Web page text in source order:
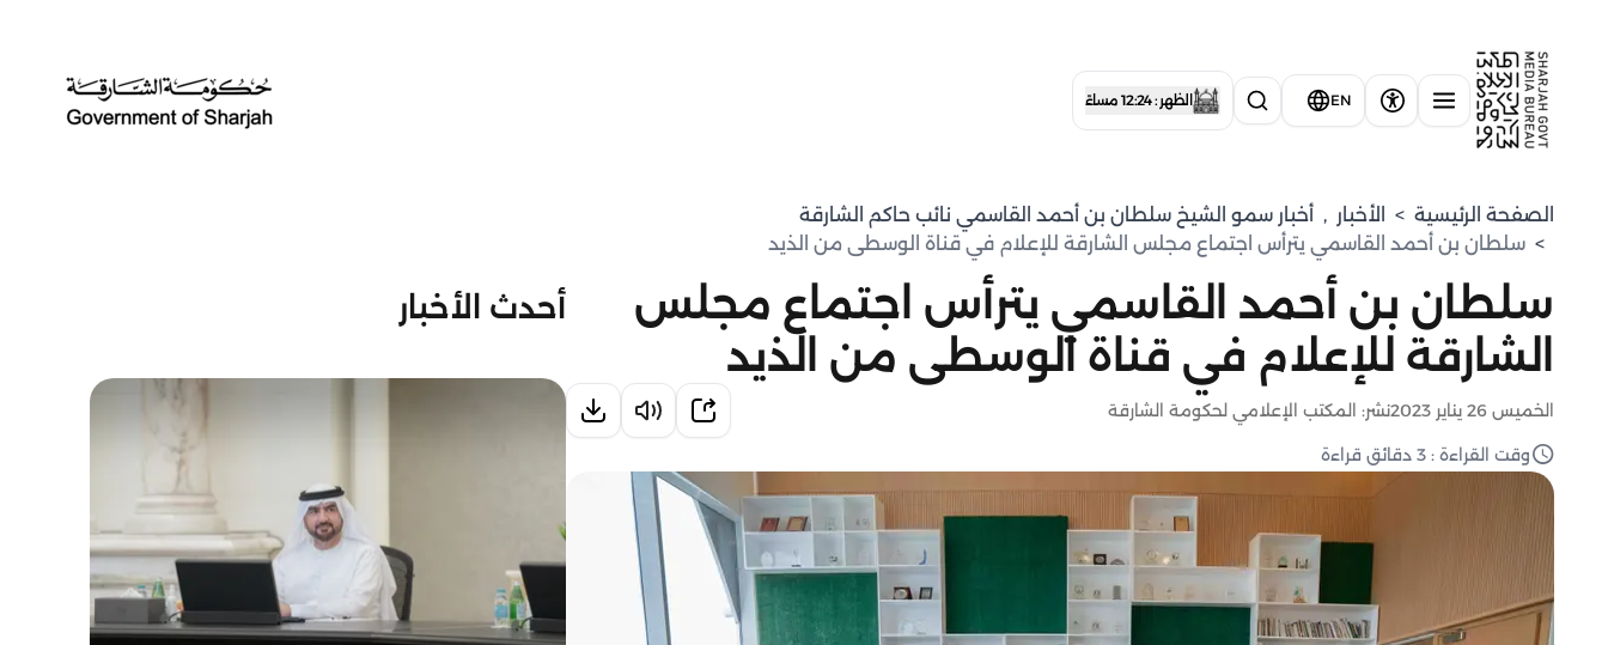
EN الظهر : 12:24 مساءً
الصفحة الرئيسية > الأخبار , ⁠أخبار سمو الشيخ سلطان بن أحمد القاسمي نائب حاكم الشارقة
> سلطان بن أحمد القاسمي يترأس اجتماع مجلس الشارقة للإعلام في قناة الوسطى من الذيد
سلطان بن أحمد القاسمي يترأس اجتماع مجلس
الشارقة للإعلام في قناة الوسطى من الذيد
الخميس 26 يناير 2023 نشر: المكتب الإعلامي لحكومة الشارقة
وقت القراءة : 3 دقائق قراءة
أحدث الأخبار